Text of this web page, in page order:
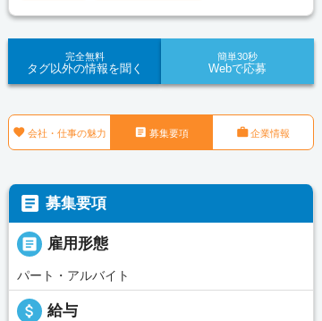
完全無料
タグ以外の情報を聞く
簡単30秒
Webで応募
 会社・仕事の魅力  募集要項 企業情報
 募集要項
 雇用形態
パート・アルバイト
attach_money 給与